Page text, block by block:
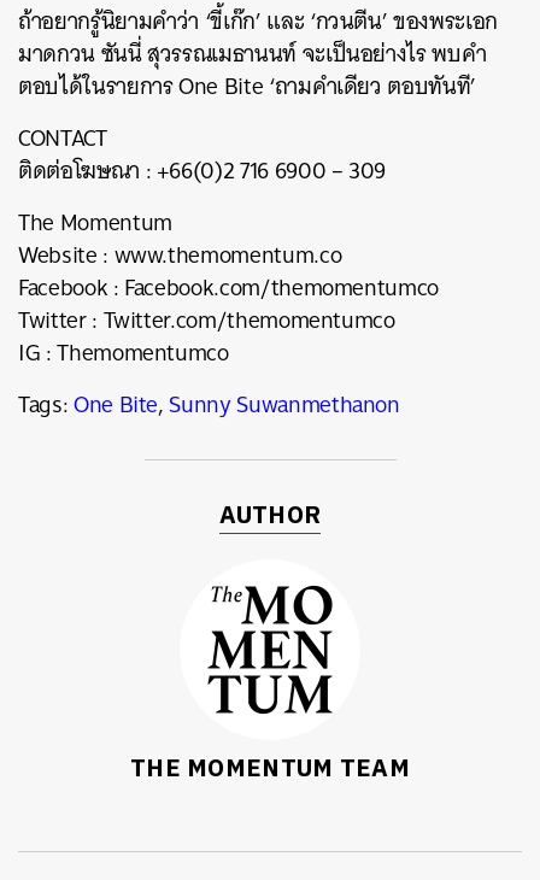
ถ้าอยากรู้นิยามคำว่า ‘ขี้เก๊ก’ และ ‘กวนตีน’ ของพระเอก
มาดกวน ซันนี่ สุวรรณเมธานนท์ จะเป็นอย่างไร พบคำ
ตอบได้ในรายการ One Bite ‘ถามคำเดียว ตอบทันที’
CONTACT
ติดต่อโฆษณา : +66(0)2 716 6900 – 309
The Momentum
Website : www.themomentum.co
Facebook : Facebook.com/themomentumco
Twitter : Twitter.com/themomentumco
IG : Themomentumco
Tags:One Bite,Sunny Suwanmethanon
AUTHOR
THE MOMENTUM TEAM